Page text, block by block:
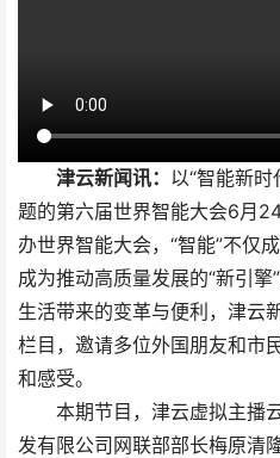
津云新闻讯： 以“智能新
题的第六届世界智能大会6月
办世界智能大会，“智能”不仅
成为推动高质量发展的“新引
生活带来的变革与便利，津云
栏目，邀请多位外国朋友和市
和感受。
本期节目，津云虚拟主播
发有限公司网联部部长梅原清